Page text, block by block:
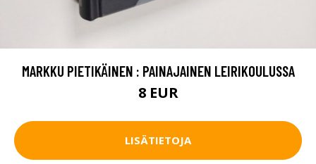
MARKKU PIETIKÄINEN : PAINAJAINEN LEIRIKOULUSSA
8 EUR
LISÄTIETOJA